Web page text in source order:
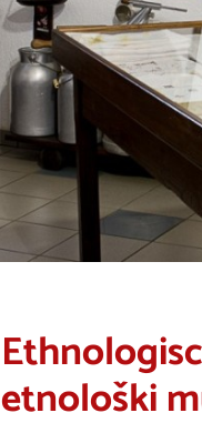
etnološki